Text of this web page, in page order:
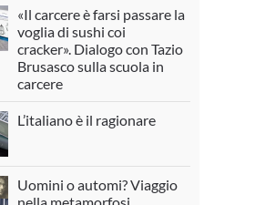
«Il carcere è farsi passare la
voglia di sushi coi
cracker». Dialogo con Tazio
Brusasco sulla scuola in
carcere
L’italiano è il ragionare
Uomini o automi? Viaggio
nella metamorfosi